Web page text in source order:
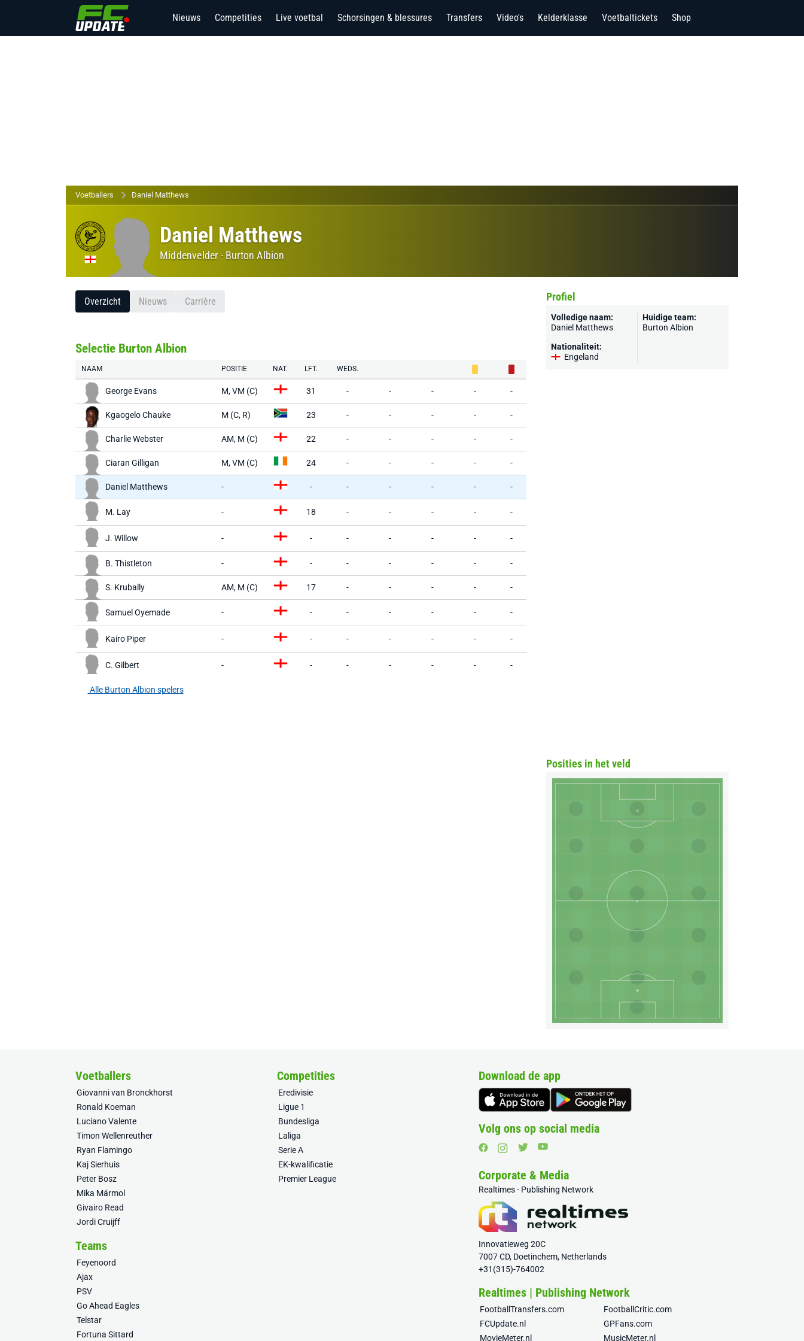
Nieuws Competities Live voetbal Schorsingen & blessures Transfers Video's Kelderklasse Voetbaltickets Shop
Voetballers Daniel Matthews
Daniel Matthews
Middenvelder - Burton Albion
Overzicht Nieuws Carrière
Selectie Burton Albion
NAAM POSITIE NAT. LFT. WEDS.
George Evans M, VM (C) 31 - - - - -
Kgaogelo Chauke M (C, R) 23 - - - - -
Charlie Webster AM, M (C) 22 - - - - -
Ciaran Gilligan M, VM (C) 24 - - - - -
Daniel Matthews - - - - - - -
M. Lay - 18 - - - - -
J. Willow - - - - - - -
B. Thistleton - - - - - - -
S. Krubally AM, M (C) 17 - - - - -
Samuel Oyemade - - - - - - -
Kairo Piper - - - - - - -
C. Gilbert - - - - - - -
Alle Burton Albion spelers
Profiel
Volledige naam:
Daniel Matthews
Nationaliteit:
Engeland
Huidige team:
Burton Albion
Posities in het veld
Voetballers
Giovanni van Bronckhorst
Ronald Koeman
Luciano Valente
Timon Wellenreuther
Ryan Flamingo
Kaj Sierhuis
Peter Bosz
Mika Mármol
Givairo Read
Jordi Cruijff
Competities
Eredivisie
Ligue 1
Bundesliga
Laliga
Serie A
EK-kwalificatie
Premier League
Teams
Feyenoord
Ajax
PSV
Go Ahead Eagles
Telstar
Fortuna Sittard
Download de app
Volg ons op social media
Corporate & Media
Realtimes - Publishing Network
Innovatieweg 20C
7007 CD, Doetinchem, Netherlands
+31(315)-764002
Realtimes | Publishing Network
FootballTransfers.com
FootballCritic.com
FCUpdate.nl
GPFans.com
MovieMeter.nl
MusicMeter.nl